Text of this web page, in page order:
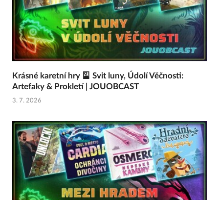
Krásné karetní hry 🎴 Svit luny, Údolí Věčnosti:
Artefaky & Prokletí | JOUOBCAST
3. 7. 2026